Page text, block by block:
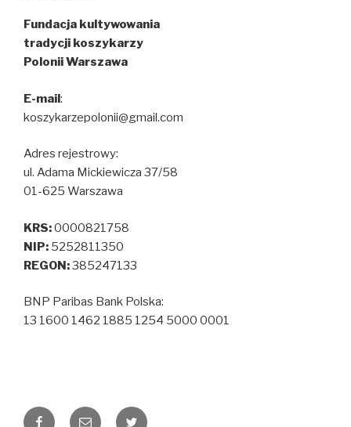
Fundacja kultywowania
tradycji koszykarzy
Polonii Warszawa
E-mail:
koszykarzepolonii@gmail.com
Adres rejestrowy:
ul. Adama Mickiewicza 37/58
01-625 Warszawa
KRS:0000821758
NIP: 5252811350
REGON:385247133
BNP Paribas Bank Polska:
13 1600 1462 1885 1254 5000 0001
FacebookEmail Twitter